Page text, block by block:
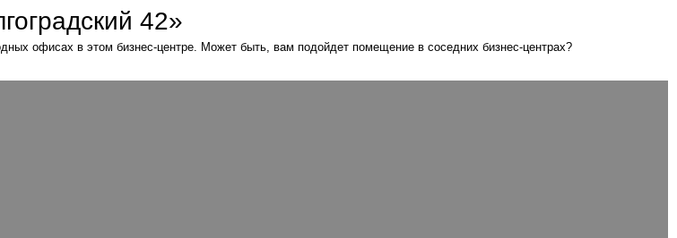
42»
офисах в этом бизнес-центре. Может быть, вам подойдет помещение в соседних бизнес-центрах?